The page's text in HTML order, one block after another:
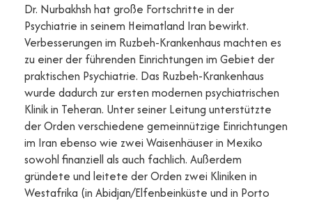
Dr. Nurbakhsh hat große Fortschritte in der
Psychiatrie in seinem Heimatland Iran bewirkt.
Verbesserungen im Ruzbeh-Krankenhaus machten es
zu einer der führenden Einrichtungen im Gebiet der
praktischen Psychiatrie. Das Ruzbeh-Krankenhaus
wurde dadurch zur ersten modernen psychiatrischen
Klinik in Teheran. Unter seiner Leitung unterstützte
der Orden verschiedene gemeinnützige Einrichtungen
im Iran ebenso wie zwei Waisenhäuser in Mexiko
sowohl finanziell als auch fachlich. Außerdem
gründete und leitete der Orden zwei Kliniken in
Westafrika (in Abidjan/Elfenbeinküste und in Porto